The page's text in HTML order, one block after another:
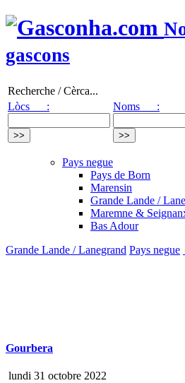
gascons
Recherche / Cèrca...
Lòcs :
Noms :
Pays negue
Pays de Born
Marensin
Grande Lande /
Maremne &
Bas Adour
Grande Lande / Lanegrand Pays negue
Gourbera
lundi 31 octobre 2022